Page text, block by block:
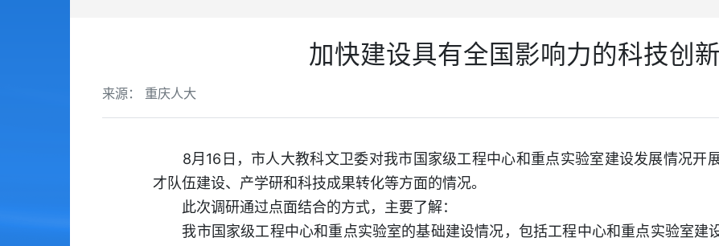
加快建设具有全国影响力的科技创
来源： 重庆人大
8月16日，市人大教科文卫委对我市国家级工程中心和重点实验室建设发展情况开
才队伍建设、产学研和科技成果转化等方面的情况。
此次调研通过点面结合的方式，主要了解：
我市国家级工程中心和重点实验室的基础建设情况，包括工程中心和重点实验室建